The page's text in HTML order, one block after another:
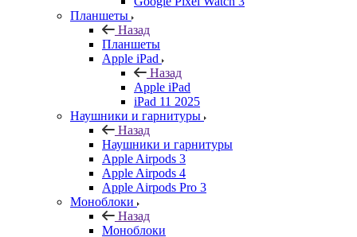
Планшеты
Назад
Планшеты
Apple iPad
Назад
Apple iPad
iPad 11 2025
Наушники и гарнитуры
Назад
Наушники и гарнитуры
Apple Airpods 3
Apple Airpods 4
Apple Airpods Pro 3
Моноблоки
Назад
Моноблоки